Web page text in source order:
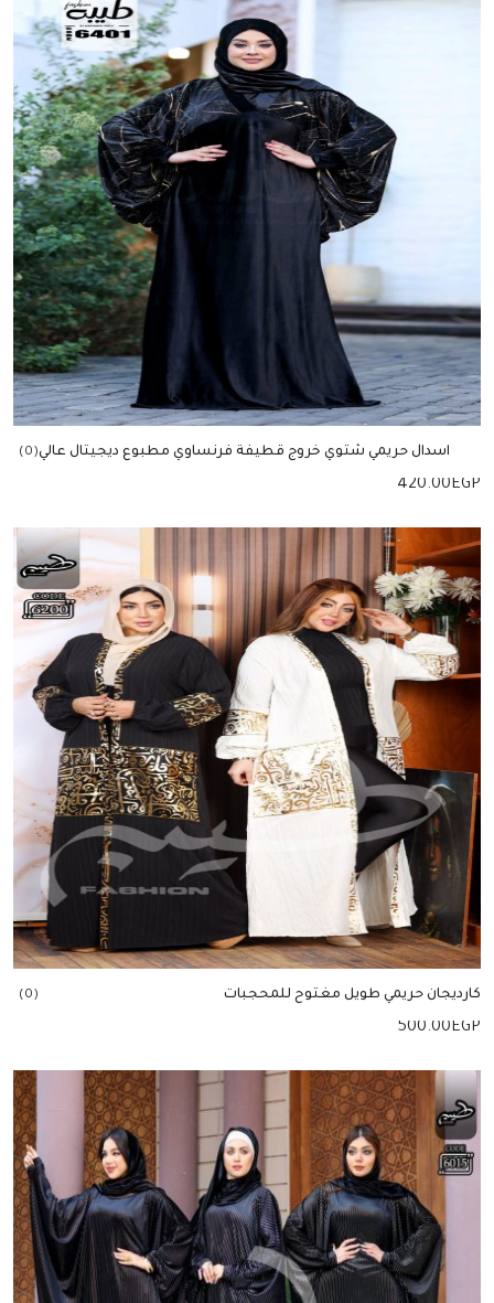
اسدال حريمي شتوي خروج قطيفة فرنساوي مطبوع ديجيتال عالي(0)
420.00EGP
كارديجان حريمي طويل مغتوح للمحجبات (0)
500.00EGP